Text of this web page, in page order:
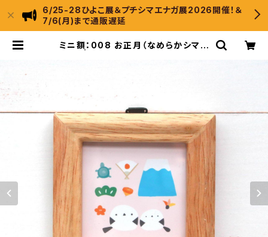
6/25-28ひよこ展＆プチシマエナガ展2026開催！＆
7/6(月)まで通販遅延
ミニ額：008 お正月（なめらかシマエ